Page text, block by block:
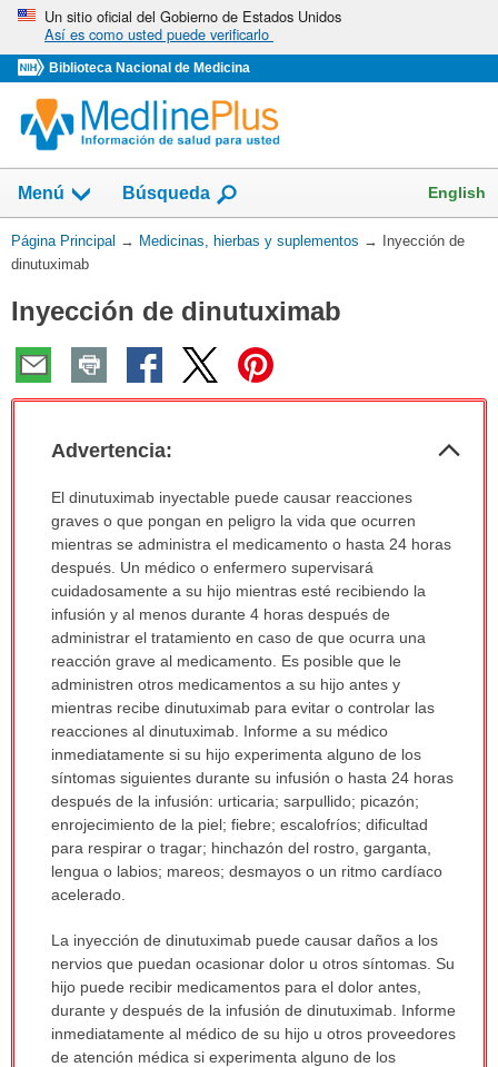
Omita
vaya
al
Contenido
Un sitio oficial del Gobierno de Estados Unidos
Así es como usted puede verificarlo
Biblioteca Nacional de Medicina
Menú
Mostrar
campo
de
Búsqueda English
Usted
está
Página Principal → Medicinas, hierbas y suplementos → Inyección de
dinutuximab
Inyección de dinutuximab
Advertencia:
Advertencia:
sido
extendido.
El dinutuximab inyectable puede causar reacciones
graves o que pongan en peligro la vida que ocurren
mientras se administra el medicamento o hasta 24 horas
después. Un médico o enfermero supervisará
cuidadosamente a su hijo mientras esté recibiendo la
infusión y al menos durante 4 horas después de
administrar el tratamiento en caso de que ocurra una
reacción grave al medicamento. Es posible que le
administren otros medicamentos a su hijo antes y
mientras recibe dinutuximab para evitar o controlar las
reacciones al dinutuximab. Informe a su médico
inmediatamente si su hijo experimenta alguno de los
síntomas siguientes durante su infusión o hasta 24 horas
después de la infusión: urticaria; sarpullido; picazón;
enrojecimiento de la piel; fiebre; escalofríos; dificultad
para respirar o tragar; hinchazón del rostro, garganta,
lengua o labios; mareos; desmayos o un ritmo cardíaco
acelerado.
La inyección de dinutuximab puede causar daños a los
nervios que puedan ocasionar dolor u otros síntomas. Su
hijo puede recibir medicamentos para el dolor antes,
durante y después de la infusión de dinutuximab. Informe
inmediatamente al médico de su hijo u otros proveedores
de atención médica si experimenta alguno de los